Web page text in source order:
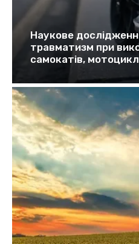
Наукове
травматизм при
самокатів,